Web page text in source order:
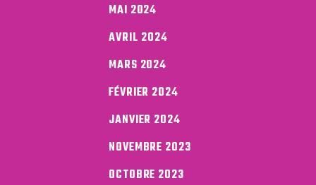
MAI 2024
AVRIL 2024
MARS 2024
FÉVRIER 2024
JANVIER 2024
NOVEMBRE 2023
OCTOBRE 2023